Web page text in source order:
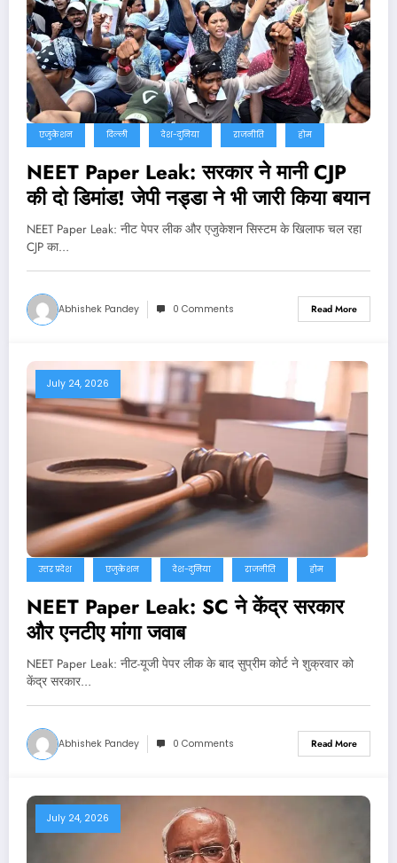
एजुकेशन दिल्ली देश-दुनिया राजनीति होम
NEET Paper Leak: सरकार ने मानी CJP
की दो डिमांड! जेपी नड्डा ने भी जारी किया बयान
NEET Paper Leak: नीट पेपर लीक और एजुकेशन सिस्टम के खिलाफ चल रहा
CJP का…
Abhishek Pandey 0 Comments Read More
July 24, 2026
उत्तर प्रदेश एजुकेशन देश-दुनिया राजनीति होम
NEET Paper Leak: SC ने केंद्र सरकार
और एनटीए मांगा जवाब
NEET Paper Leak: नीट-यूजी पेपर लीक के बाद सुप्रीम कोर्ट ने शुक्रवार को
केंद्र सरकार…
Abhishek Pandey 0 Comments Read More
July 24, 2026